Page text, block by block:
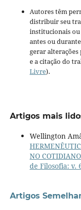
Autores têm
distribuir seu
institucionais ou
antes ou
gerar
e a citação do
Livre).
Artigos mais
Wellington
NO COTIDIANO
de Filosofia: v.
Artigos